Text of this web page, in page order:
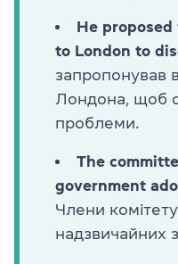
He
to London to
запропонував
Лондона, щоб
проблеми.
The
government
Члени
надзвичайних